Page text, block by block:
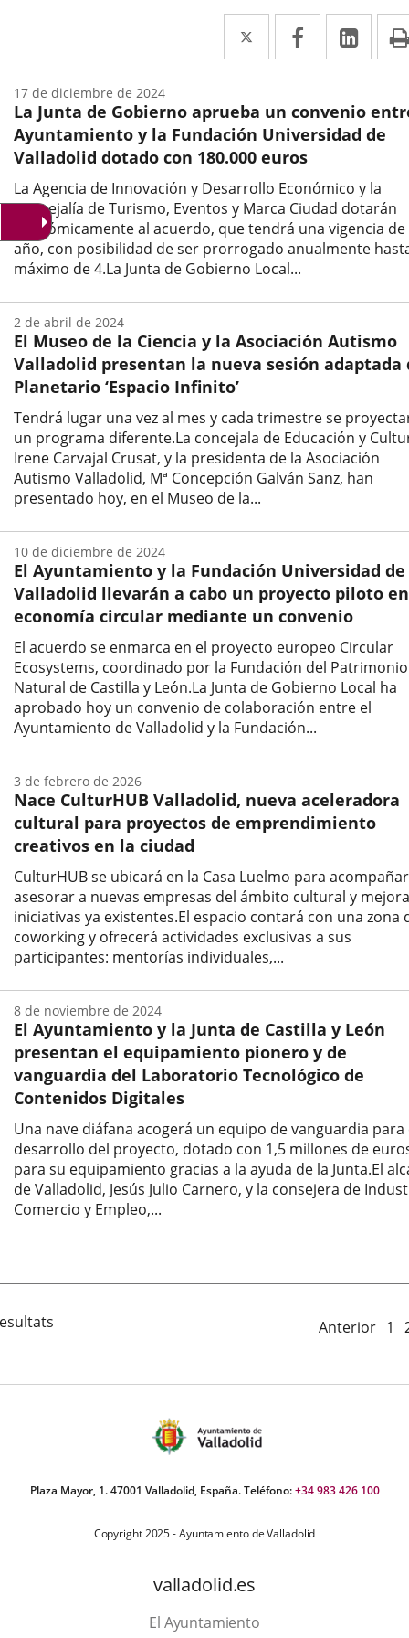
Twitter
Enlace
a
aplicación
externa.
Facebook
Enlace
a
aplicación
externa.
a
La Junta de Gobierno aprueba un convenio
Ayuntamiento y la Fundación Universidad de
Valladolid dotado con 180.000 euros
La Agencia de Innovación y Desarrollo Económico y la
Concejalía de Turismo, Eventos y Marca Ciudad dotarán
económicamente al acuerdo, que tendrá una vigencia de
año, con posibilidad de ser prorrogado anualmente
máximo de 4.La Junta de Gobierno Local...
la
noticia
17 de diciembre de 2024
El Museo de la Ciencia y la Asociación Autismo
Valladolid presentan la nueva sesión adaptada
Planetario ‘Espacio Infinito’
Tendrá lugar una vez al mes y cada trimestre se
un programa diferente.La concejala de Educación y
Irene Carvajal Crusat, y la presidenta de la Asociación
Autismo Valladolid, Mª Concepción Galván Sanz, han
presentado hoy, en el Museo de la...
la
noticia
2 de abril de 2024
El Ayuntamiento y la Fundación Universidad de
Valladolid llevarán a cabo un proyecto piloto en
economía circular mediante un convenio
El acuerdo se enmarca en el proyecto europeo Circular
Ecosystems, coordinado por la Fundación del Patrimonio
Natural de Castilla y León.La Junta de Gobierno Local ha
aprobado hoy un convenio de colaboración entre el
Ayuntamiento de Valladolid y la Fundación...
la
noticia
10 de diciembre de 2024
Nace CulturHUB Valladolid, nueva aceleradora
cultural para proyectos de emprendimiento
creativos en la ciudad
CulturHUB se ubicará en la Casa Luelmo para
asesorar a nuevas empresas del ámbito cultural y
iniciativas ya existentes.El espacio contará con una zona
coworking y ofrecerá actividades exclusivas a sus
participantes: mentorías individuales,...
la
noticia
3 de febrero de 2026
El Ayuntamiento y la Junta de Castilla y León
presentan el equipamiento pionero y de
vanguardia del Laboratorio Tecnológico de
Contenidos Digitales
Una nave diáfana acogerá un equipo de vanguardia para
desarrollo del proyecto, dotado con 1,5 millones de
para su equipamiento gracias a la ayuda de la Junta.El
de Valladolid, Jesús Julio Carnero, y la consejera de
Comercio y Empleo,...
noticia
8 de noviembre de 2024
Anterior 1
Plaza Mayor, 1. 47001 Valladolid, España. Teléfono:+34 983 426 100
Copyright 2025 - Ayuntamiento de Valladolid
valladolid.es
El Ayuntamiento